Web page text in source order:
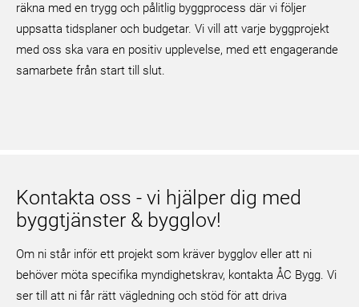
räkna med en trygg och pålitlig byggprocess där vi följer
uppsatta tidsplaner och budgetar. Vi vill att varje byggprojekt
med oss ska vara en positiv upplevelse, med ett engagerande
samarbete från start till slut.
Kontakta oss - vi hjälper dig med
byggtjänster & bygglov!
Om ni står inför ett projekt som kräver bygglov eller att ni
behöver möta specifika myndighetskrav, kontakta ÅC Bygg. Vi
ser till att ni får rätt vägledning och stöd för att driva